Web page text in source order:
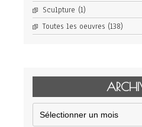
Sculpture (1)
Toutes les oeuvres (138)
Archives